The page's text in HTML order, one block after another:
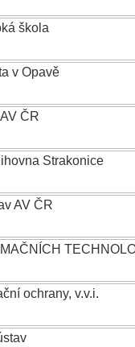
škola
v Opavě
ČR
Strakonice
AV ČR
ochrany, v.v.i.